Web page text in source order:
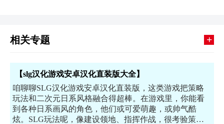
相关专题 +
【slg汉化游戏安卓汉化直装版大全】
咱聊聊SLG汉化游戏安卓汉化直装版，这类游戏把策略
玩法和二次元日系风格融合得超棒。在游戏里，你能看
到各种日系画风的角色，他们或可爱萌趣，或帅气酷
炫。SLG玩法呢，像建设领地、指挥作战，很考验策略